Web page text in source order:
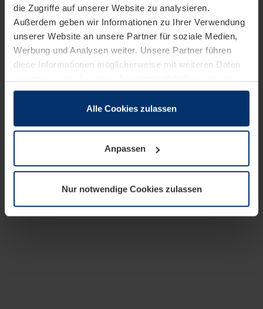
die Zugriffe auf unserer Website zu analysieren.
Außerdem geben wir Informationen zu Ihrer Verwendung
unserer Website an unsere Partner für soziale Medien,
Werbung und Analysen weiter. Unsere Partner führen
diese Informationen möglicherweise mit weiteren Daten
sie im Rahmen Ihrer Nutzung der Dienste gesammelt
wenn diese für den Betrieb dieser Seite unbedingt
notwendig sind. Für alle anderen Cookie-Typen benötigen
wir Ihre Erlaubnis. Ihre Einwilligung können Sie jederzeit
Datenschutzerklärungunserer Website ändern oder
widerrufen.
Alle Cookies zulassen
Anpassen
Nur notwendige Cookies zulassen